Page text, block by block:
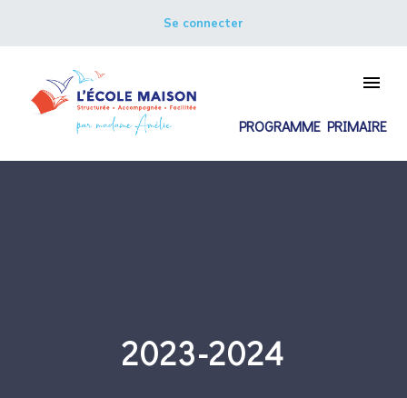
Se connecter
PROGRAMME PRIMAIRE
2023-2024